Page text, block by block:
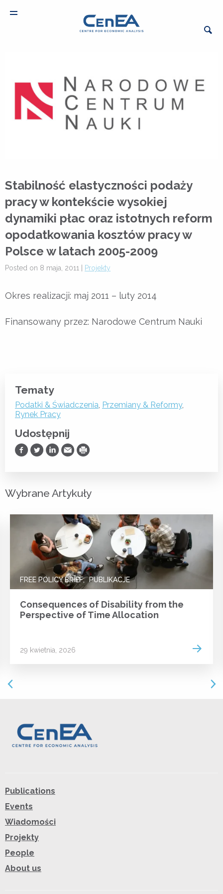
Stabilność elastyczności podaży
pracy w kontekście wysokiej
dynamiki płac oraz istotnych reform
opodatkowania kosztów pracy w
Polsce w latach 2005-2009
Posted on 8 maja, 2011 | Projekty
Okres realizacji: maj 2011 – luty 2014
Finansowany przez: Narodowe Centrum Nauki
Tematy
Podatki & Świadczenia, Przemiany & Reformy,
Rynek Pracy
Udostępnij
Udostępnij na Facebooku
Udostępnij na Twitterze
Udostępnij na LinkedIn
Prześlij Emailem
Drukuj
Wybrane Artykuły
FREE POLICY BRIEF PUBLIKACJE
Consequences of Disability from the
Perspective of Time Allocation
29 kwietnia, 2026 Read
Publications
Events
Wiadomości
Projekty
People
About us